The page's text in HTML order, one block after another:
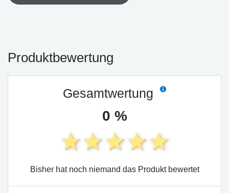
Produktbewertung
Gesamtwertung
0 %
Bisher hat noch niemand das Produkt bewertet